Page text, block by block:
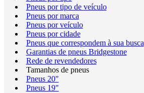
Pneus por tipo de veículo
Pneus por marca
Pneus por veículo
Pneus por cidade
Pneus que correspondem à sua busca
Garantias de pneus Bridgestone
Rede de revendedores
Tamanhos de pneus
Pneus 20"
Pneus 19"